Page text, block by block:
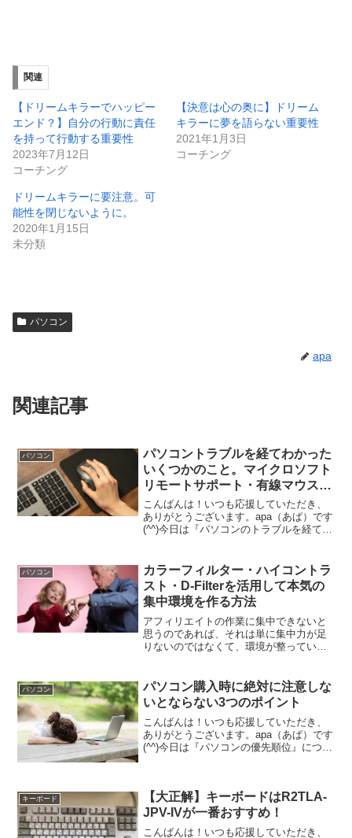
関連
【ドリームキラーでハッピー
エンド？】自分の行動に責任
を持って行動する重要性
2023年7月12日
コーチング
【決意は心の奥に】ドリーム
キラーに夢を語らない重要性
2021年1月3日
コーチング
ドリームキラーに要注意。可
能性を閉じないように。
2020年1月15日
未分類
パソコン
apa
関連記事
パソコン
パソコントラブルを経てわかった
いくつかのこと。マイクロソフト
リモートサポート・有線マウスと
エバーノート
こんばんは！いつも応援していただき、
ありがとうございます。apa（あぱ）です
(^^)今日は『パソコンのトラブルを経てわ
パソコントラブルについての話。パソコ
ンって本当に難...
パソコン
カラーフィルター・ハイコントラ
スト・D-Filterを活用して本気の
集中環境を作る方法
アフィリエイトの作業に集中できないと
思うのであれば、それは単に集中力が足
りないのではなくて、環境が整っていな
ることで作業への集中力がグンと向上し
ます。ぜひ今回の記事で書いているやり
方を実践してみてください。
パソコン
パソコン購入時に絶対に注意しな
いとならない3つのポイント
こんばんは！いつも応援していただき、
ありがとうございます。apa（あぱ）です
(^^)今日は『パソコンの優先順位』につい
一昨日になっ...
キーボード
【大正解】キーボードはR2TLA-
JPV-IVが一番おすすめ！
こんばんは！いつも応援していただき、